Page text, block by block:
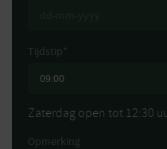
Tijdstip*
Zaterdag open tot 12:30
Opmerking